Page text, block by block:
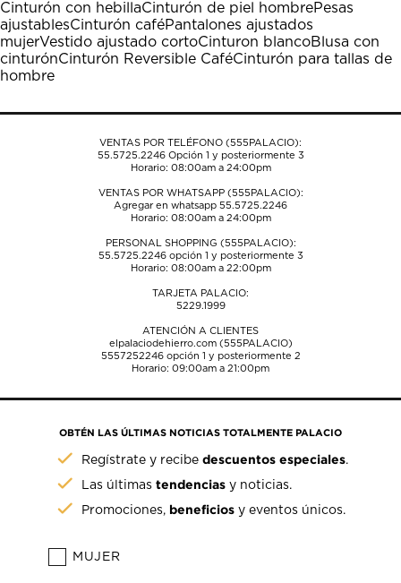
Cinturón con hebillaCinturón de piel hombrePesas
ajustablesCinturón caféPantalones ajustados
mujerVestido ajustado cortoCinturon blancoBlusa con
cinturónCinturón Reversible CaféCinturón para tallas de
hombre
VENTAS POR TELÉFONO (555PALACIO):
55.5725.2246Opción 1 y posteriormente 3
Horario: 08:00am a 24:00pm
VENTAS POR WHATSAPP (555PALACIO):
Agregar en whatsapp 55.5725.2246
Horario: 08:00am a 24:00pm
PERSONAL SHOPPING (555PALACIO):
55.5725.2246opción 1 y posteriormente 3
Horario: 08:00am a 22:00pm
TARJETA PALACIO:
5229.1999
ATENCIÓN A CLIENTES
elpalaciodehierro.com (555PALACIO)
5557252246opción 1 y posteriormente 2
Horario: 09:00am a 21:00pm
OBTÉN LAS ÚLTIMAS NOTICIAS TOTALMENTE PALACIO
Regístrate y recibedescuentos especiales.
Las últimastendencias y noticias.
Promociones, beneficios y eventos únicos.
MUJER